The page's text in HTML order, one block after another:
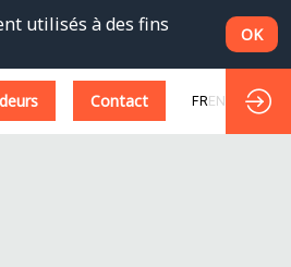
Contact FREN
utilisés à des fins
OK